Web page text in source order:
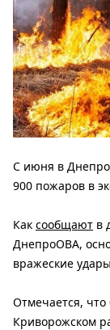
С июня в
900 пожаров в
Как сообщают в
ДнепроОВА,
вражеские
Отмечается,
Криворожском